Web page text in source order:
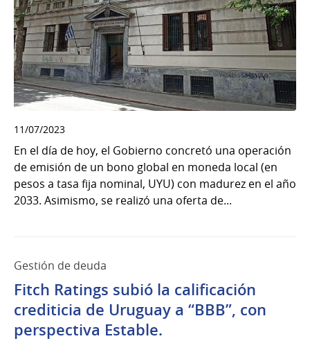
11/07/2023
En el día de hoy, el Gobierno concretó una operación
de emisión de un bono global en moneda local (en
pesos a tasa fija nominal, UYU) con madurez en el año
2033. Asimismo, se realizó una oferta de...
Gestión de deuda
Fitch Ratings subió la calificación
crediticia de Uruguay a “BBB”, con
perspectiva Estable.